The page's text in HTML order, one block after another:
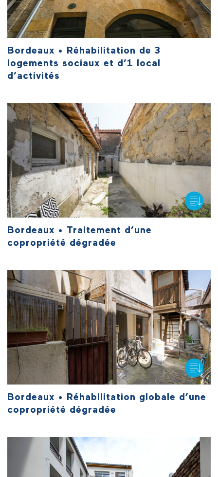
Bordeaux • Réhabilitation de 3
logements sociaux et d’1 local
d’activités
Bordeaux • Traitement d’une
copropriété dégradée
Bordeaux • Réhabilitation globale d’une
copropriété dégradée